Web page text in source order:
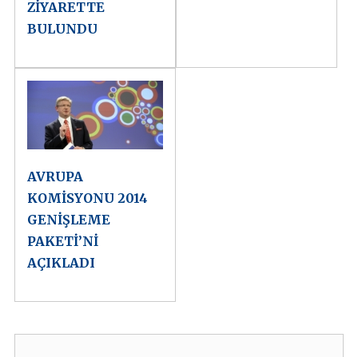
ZİYARETTE
BULUNDU
AVRUPA
KOMİSYONU 2014
GENİŞLEME
PAKETİ’Nİ
AÇIKLADI